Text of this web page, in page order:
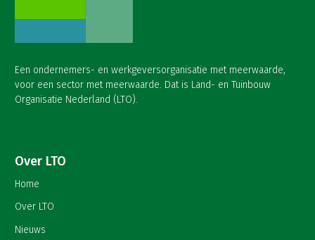
Een ondernemers- en werkgeversorganisatie met meerwaarde,
voor een sector met meerwaarde. Dat is Land- en Tuinbouw
Organisatie Nederland (LTO).
Over LTO
Home
Over LTO
Nieuws